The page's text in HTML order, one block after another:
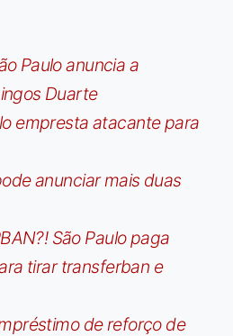
Paulo anuncia a
Duarte
empresta atacante para
anunciar mais duas
São Paulo paga
tirar transferban e
de reforço de